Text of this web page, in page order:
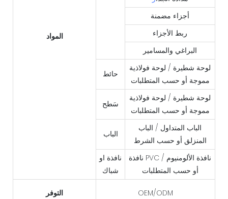
المواد
أجزاء مضمنة
ربط الأجزاء
البراغي والمسامير
حائط
لوحة شطيرة / لوحة فولاذية
مموجة أو حسب المتطلبات
سَطح
لوحة شطيرة / لوحة فولاذية
مموجة أو حسب المتطلبات
الباب
الباب المتداول / الباب
المنزلق أو حسب الشرط
نافذة او
شباك
نافذة PVC / نافذة الألومنيوم
أو حسب المتطلبات
التوفر OEM/ODM